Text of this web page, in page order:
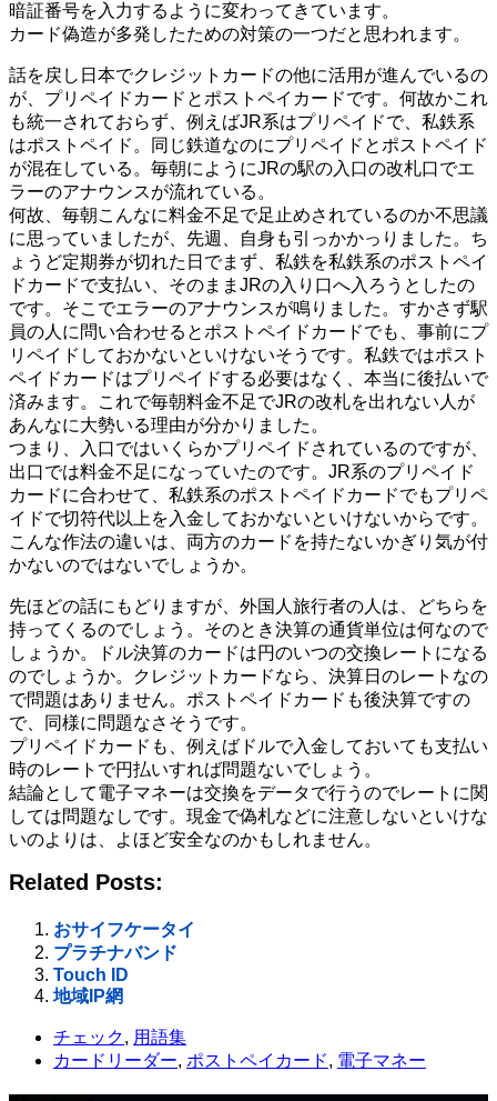
暗証番号を入力するように変わってきています。
カード偽造が多発したための対策の一つだと思われます。
話を戻し日本でクレジットカードの他に活用が進んでいるの
が、プリペイドカードとポストペイカードです。何故かこれ
も統一されておらず、例えばJR系はプリペイドで、私鉄系
はポストペイド。同じ鉄道なのにプリペイドとポストペイド
が混在している。毎朝にようにJRの駅の入口の改札口でエ
ラーのアナウンスが流れている。
何故、毎朝こんなに料金不足で足止めされているのか不思議
に思っていましたが、先週、自身も引っかかっりました。ち
ょうど定期券が切れた日でまず、私鉄を私鉄系のポストペイ
ドカードで支払い、そのままJRの入り口へ入ろうとしたの
です。そこでエラーのアナウンスが鳴りました。すかさず駅
員の人に問い合わせるとポストペイドカードでも、事前にプ
リペイドしておかないといけないそうです。私鉄ではポスト
ペイドカードはプリペイドする必要はなく、本当に後払いで
済みます。これで毎朝料金不足でJRの改札を出れない人が
あんなに大勢いる理由が分かりました。
つまり、入口ではいくらかプリペイドされているのですが、
出口では料金不足になっていたのです。JR系のプリペイド
カードに合わせて、私鉄系のポストペイドカードでもプリペ
イドで切符代以上を入金しておかないといけないからです。
こんな作法の違いは、両方のカードを持たないかぎり気が付
かないのではないでしょうか。
先ほどの話にもどりますが、外国人旅行者の人は、どちらを
持ってくるのでしょう。そのとき決算の通貨単位は何なので
しょうか。ドル決算のカードは円のいつの交換レートになる
のでしょうか。クレジットカードなら、決算日のレートなの
で問題はありません。ポストペイドカードも後決算ですの
で、同様に問題なさそうです。
プリペイドカードも、例えばドルで入金しておいても支払い
時のレートで円払いすれば問題ないでしょう。
結論として電子マネーは交換をデータで行うのでレートに関
しては問題なしです。現金で偽札などに注意しないといけな
いのよりは、よほど安全なのかもしれません。
Related Posts:
おサイフケータイ
プラチナバンド
Touch ID
地域IP網
チェック, 用語集
カードリーダー, ポストペイカード, 電子マネー